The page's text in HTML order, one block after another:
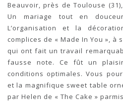
Beauvoir, près de Toulouse
Un mariage tout en
L’organisation et la
complices de « Made In You », à
qui ont fait un travail
fausse note. Ce fût un
conditions optimales. Vous
et la magnifique sweet table
par Helen de « The Cake »